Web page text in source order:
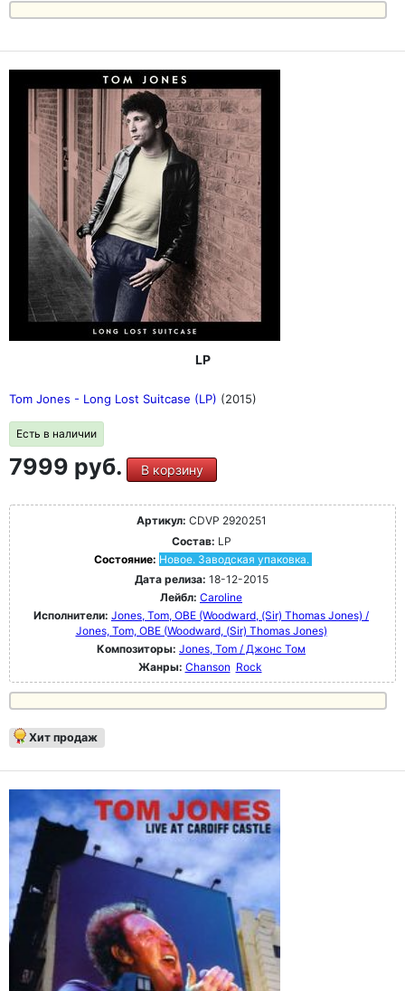
LP
Tom Jones - Long Lost Suitcase (LP) (2015)
Есть в наличии
7999 руб. В корзину
Артикул: CDVP 2920251
Состав: LP
Состояние: Новое. Заводская упаковка.
Дата релиза: 18-12-2015
Лейбл: Caroline
Исполнители: Jones, Tom, OBE (Woodward, (Sir) Thomas Jones) /
Jones, Tom, OBE (Woodward, (Sir) Thomas Jones)
Композиторы: Jones, Tom / Джонс Том
Жанры: Chanson Rock
Хит продаж